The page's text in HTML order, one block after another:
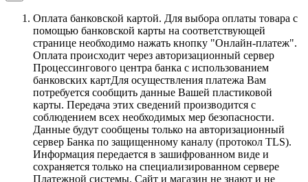
Оплата банковской картой. Для выбора оплаты товара с
помощью банковской карты на соответствующей
странице необходимо нажать кнопку "Онлайн-платеж".
Оплата происходит через авторизационный сервер
Процессингового центра банка с использованием
банковских картДля осуществления платежа Вам
потребуется сообщить данные Вашей пластиковой
карты. Передача этих сведений производится с
соблюдением всех необходимых мер безопасности.
Данные будут сообщены только на авторизационный
сервер Банка по защищенному каналу (протокол TLS).
Информация передается в зашифрованном виде и
сохраняется только на специализированном сервере
Платежной системы. Сайт и магазин не знают и не